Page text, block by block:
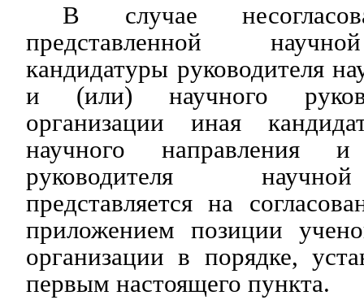
В случае
представленной
кандидатуры руководителя
и (или) научного
организации иная
научного направления
руководителя
представляется на
приложением позиции
организации в порядке,
первым настоящего пункта.